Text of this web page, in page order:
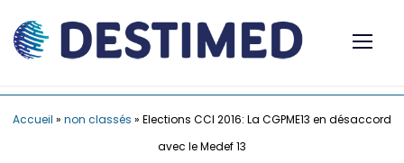
Accueil » non classés » Elections CCI 2016: La CGPME13 en désaccord
avec le Medef 13